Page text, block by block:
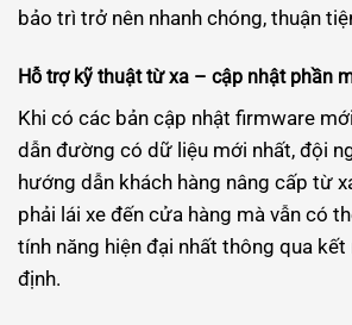
bảo trì trở nên nhanh chóng, thuận
Hỗ trợ kỹ thuật từ xa – cập nhật phần
Khi có các bản cập nhật firmware
dẫn đường có dữ liệu mới nhất, đội
hướng dẫn khách hàng nâng cấp từ
phải lái xe đến cửa hàng mà vẫn có
tính năng hiện đại nhất thông qua
định.